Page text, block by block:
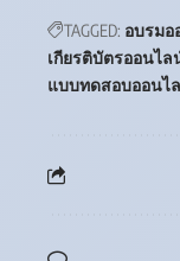
TAGGED: อบรมอ
เกียรติบัตรออนไล
แบบทดสอบออนไ